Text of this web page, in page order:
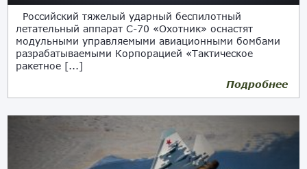
Российский тяжелый ударный беспилотный
летательный аппарат С-70 «Охотник» оснастят
модульными управляемыми авиационными бомбами
разрабатываемыми Корпорацией «Тактическое
ракетное [...]
Подробнее